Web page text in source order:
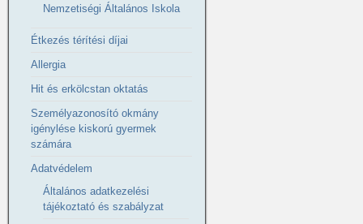
Nemzetiségi Általános Iskola
Étkezés térítési díjai
Allergia
Hit és erkölcstan oktatás
Személyazonosító okmány
igénylése kiskorú gyermek
számára
Adatvédelem
Általános adatkezelési
tájékoztató és szabályzat